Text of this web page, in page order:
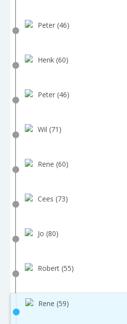
Peter (46)
Henk (60)
Peter (46)
Wil (71)
Rene (60)
Cees (73)
Jo (80)
Robert (55)
Rene (59)